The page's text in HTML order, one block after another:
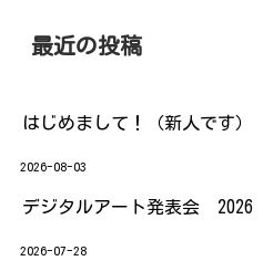
最近の投稿
はじめまして！（新人です）
2026-08-03
デジタルアート発表会 2026
2026-07-28